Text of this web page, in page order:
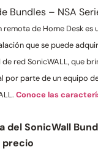
Bundles – NSA
remota de Home Desk es
que se puede
red SonicWALL, que
por parte de un equipo
Conoce las
del SonicWall
precio